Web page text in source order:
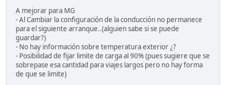
A mejorar para MG
- Al Cambiar la configuración de la conducción no permanece
para el siguiente arranque..(alguien sabe si se puede
guardar?)
- No hay información sobre temperatura exterior ¿?
- Posibilidad de fijar limite de carga al 90% (pues sugiere que se
sobrepase esa cantidad para viajes largos pero no hay forma
de que se limite)